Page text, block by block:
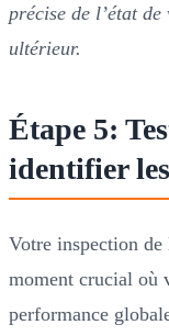
précise de l’état
ultérieur.
Étape 5:
identifier
Votre inspection de
moment crucial où
performance